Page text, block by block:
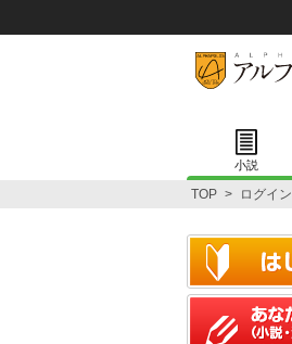
小説
TOP > ログイン